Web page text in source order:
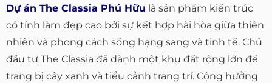
Dự án The Classia Phú Hữu là sản phẩm kiến ​​trúc
có tính làm đẹp cao bởi sự kết hợp hài hòa giữa thiên
nhiên và phong cách sống hạng sang và tinh tế. Chủ
đầu tư The Classia đã dành một khu đất rộng lớn để
trang bị cây xanh và tiểu cảnh trang trí. Cộng hưởng